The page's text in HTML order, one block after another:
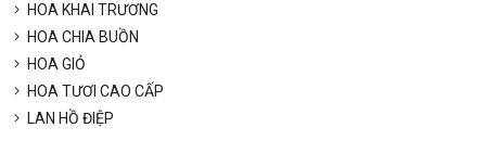
HOA KHAI TRƯƠNG
HOA CHIA BUỒN
HOA GIỎ
HOA TƯƠI CAO CẤP
LAN HỒ ĐIỆP